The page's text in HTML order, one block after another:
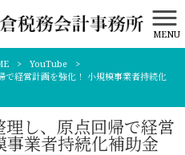
MENU
> YouTube
>
で経営計画を強化！ 小規模事業者持続化
し、原点回帰で経営
事業者持続化補助金